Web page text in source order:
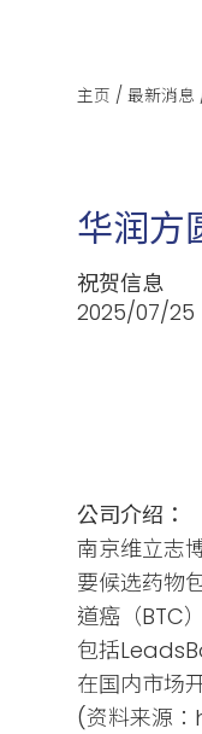
主页 / 最新消息
华润方
祝贺信息
2025/07/25
公司介绍：
南京维立志
要候选药物
道癌（BTC
包括
在国内市场
(资料来源